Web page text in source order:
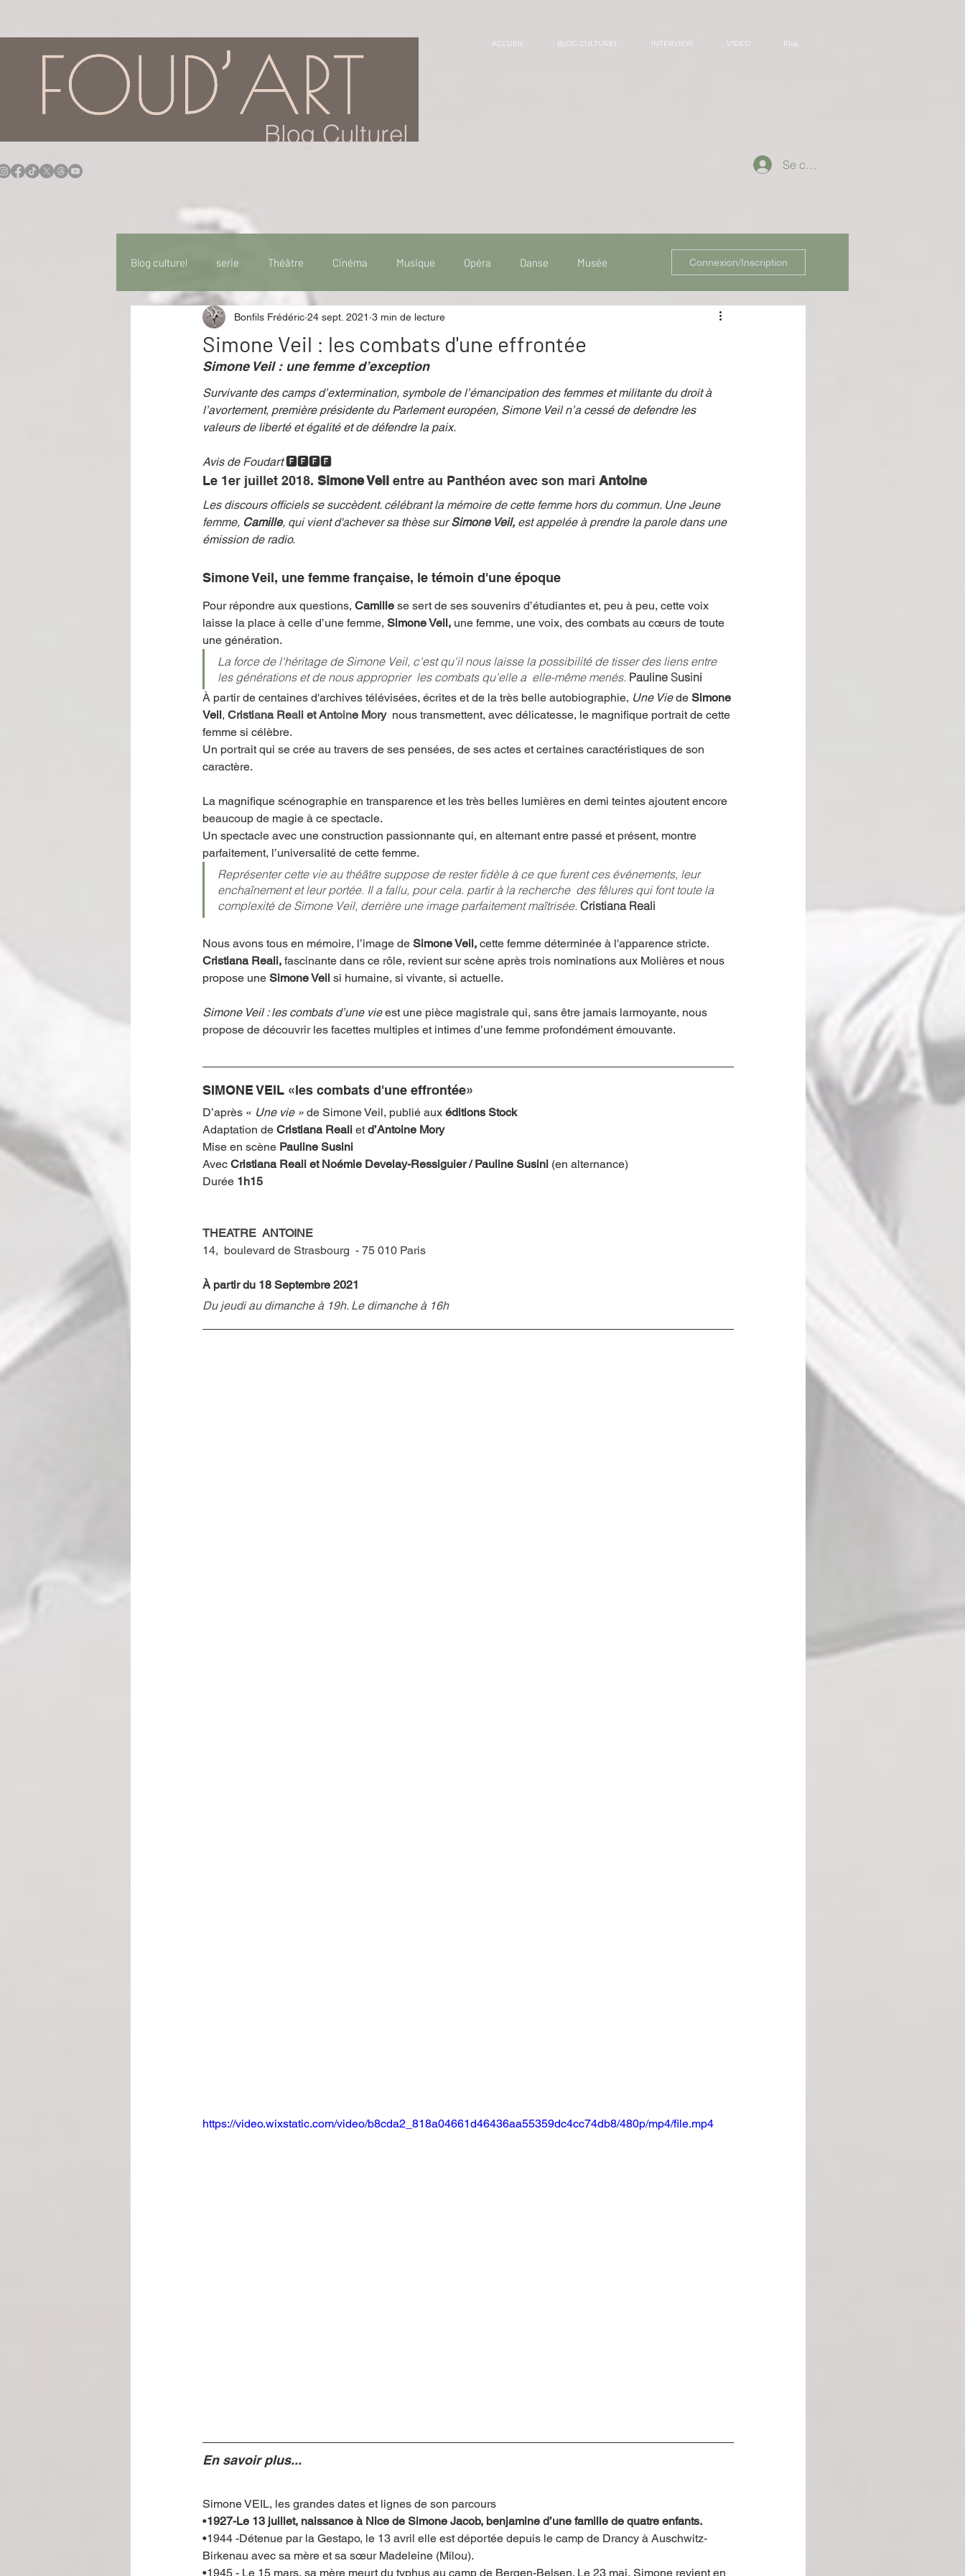
Blog Culturel
ACCUEIL BLOG CULTUREL INTERVIEW VIDEO Plus
Se connecter
Blog culturel serie Théâtre Cinéma Musique Opéra Danse Musée
Idées Sorties Idée de voyage Fooding - Restaurant
Festival
Événement Validé par Romane. Spécial Famille Littérature
Connexion/Inscription
Simone Veil : les combats d'une effrontée
Bonfils Frédéric 24 sept. 2021 3 min de lecture
Simone Veil : une femme d’exception
Survivante des camps d’extermination, symbole de l’émancipation des femmes et militante du droit à
l’avortement, première présidente du Parlement européen, Simone Veil n’a cessé de defendre les
valeurs de liberté et égalité et de défendre la paix.
Avis de Foudart 🅵🅵🅵🅵
Le 1er juillet 2018. Simone Veil entre au Panthéon avec son mari Antoine
Les discours officiels se succèdent. célébrant la mémoire de cette femme hors du commun. Une Jeune
femme, Camille, qui vient d'achever sa thèse sur Simone Veil, est appelée à prendre la parole dans une
émission de radio.
Simone Veil, une femme française, le témoin d'une époque
Pour répondre aux questions, Camille se sert de ses souvenirs d’étudiantes et, peu à peu, cette voix
laisse la place à celle d’une femme, Simone Veil, une femme, une voix, des combats au cœurs de toute
une génération.
La force de l'héritage de Simone Veil, c'est qu'il nous laisse la possibilité de tisser des liens entre
les générations et de nous approprier  les combats qu'elle a  elle-même menés. Pauline Susini
À partir de centaines d'archives télévisées, écrites et de la très belle autobiographie, Une Vie de Simone
Veil, Cristiana Reali et Antoine Mory nous transmettent, avec délicatesse, le magnifique portrait de cette
femme si célèbre.
Un portrait qui se crée au travers de ses pensées, de ses actes et certaines caractéristiques de son
caractère.
La magnifique scénographie en transparence et les très belles lumières en demi teintes ajoutent encore
beaucoup de magie à ce spectacle.
Un spectacle avec une construction passionnante qui, en alternant entre passé et présent, montre
parfaitement, l’universalité de cette femme.
Représenter cette vie au théâtre suppose de rester fidèle à ce que furent ces événements, leur
enchaînement et leur portée. Il a fallu, pour cela. partir à la recherche  des fêlures qui font toute la
complexité de Simone Veil, derrière une image parfaitement maîtrisée. Cristiana Reali
Nous avons tous en mémoire, l’image de Simone Veil, cette femme déterminée à l'apparence stricte.
Cristiana Reali, fascinante dans ce rôle, revient sur scène après trois nominations aux Molières et nous
propose une Simone Veil si humaine, si vivante, si actuelle.
Simone Veil : les combats d’une vie est une pièce magistrale qui, sans être jamais larmoyante, nous
propose de découvrir les facettes multiples et intimes d’une femme profondément émouvante.
SIMONE VEIL «les combats d'une effrontée»
D’après « Une vie » de Simone Veil, publié aux éditions Stock
Adaptation de Cristiana Reali et d’Antoine Mory
Mise en scène Pauline Susini
Avec Cristiana Reali et Noémie Develay-Ressiguier / Pauline Susini (en alternance)
Durée 1h15
THEATRE  ANTOINE
14,  boulevard de Strasbourg  - 75 010 Paris
À partir du 18 Septembre 2021
Du jeudi au dimanche à 19h. Le dimanche à 16h
https://video.wixstatic.com/video/b8cda2_818a04661d46436aa55359dc4cc74db8/480p/mp4/file.mp4
En savoir plus...
Simone VEIL, les grandes dates et lignes de son parcours
•1927-Le 13 juillet, naissance à Nice de Simone Jacob, benjamine d’une famille de quatre enfants.
•1944 -Détenue par la Gestapo, le 13 avril elle est déportée depuis le camp de Drancy à Auschwitz-
Birkenau avec sa mère et sa sœur Madeleine (Milou).
•1945 - Le 15 mars, sa mère meurt du typhus au camp de Bergen-Belsen. Le 23 mai, Simone revient en